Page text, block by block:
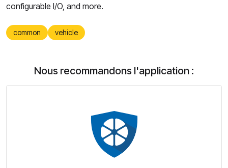
configurable I/O, and more.
common vehicle
Nous recommandons l'application :